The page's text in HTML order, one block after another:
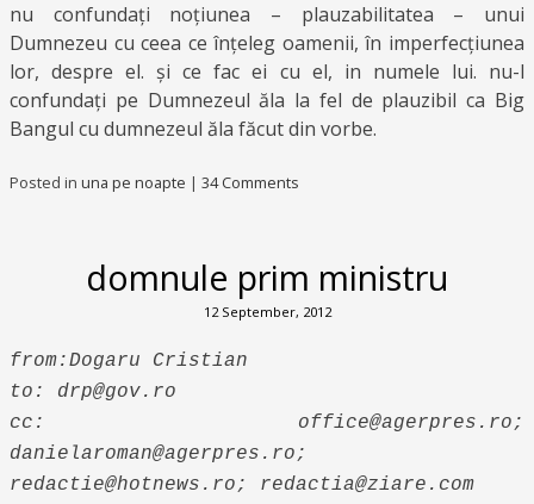
nu confundați noțiunea – plauzabilitatea – unui
Dumnezeu cu ceea ce înțeleg oamenii, în imperfecțiunea
lor, despre el. și ce fac ei cu el, in numele lui. nu-l
confundați pe Dumnezeul ăla la fel de plauzibil ca Big
Bangul cu dumnezeul ăla făcut din vorbe.
Posted in una pe noapte | 34 Comments
domnule prim ministru
12 September, 2012
from:Dogaru Cristian
to: drp@gov.ro
cc: office@agerpres.ro;
danielaroman@agerpres.ro;
redactie@hotnews.ro; redactia@ziare.com